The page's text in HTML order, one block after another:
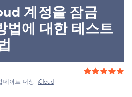
계정을 잠금
법에 대한 테스트
데이트 대상iCloud